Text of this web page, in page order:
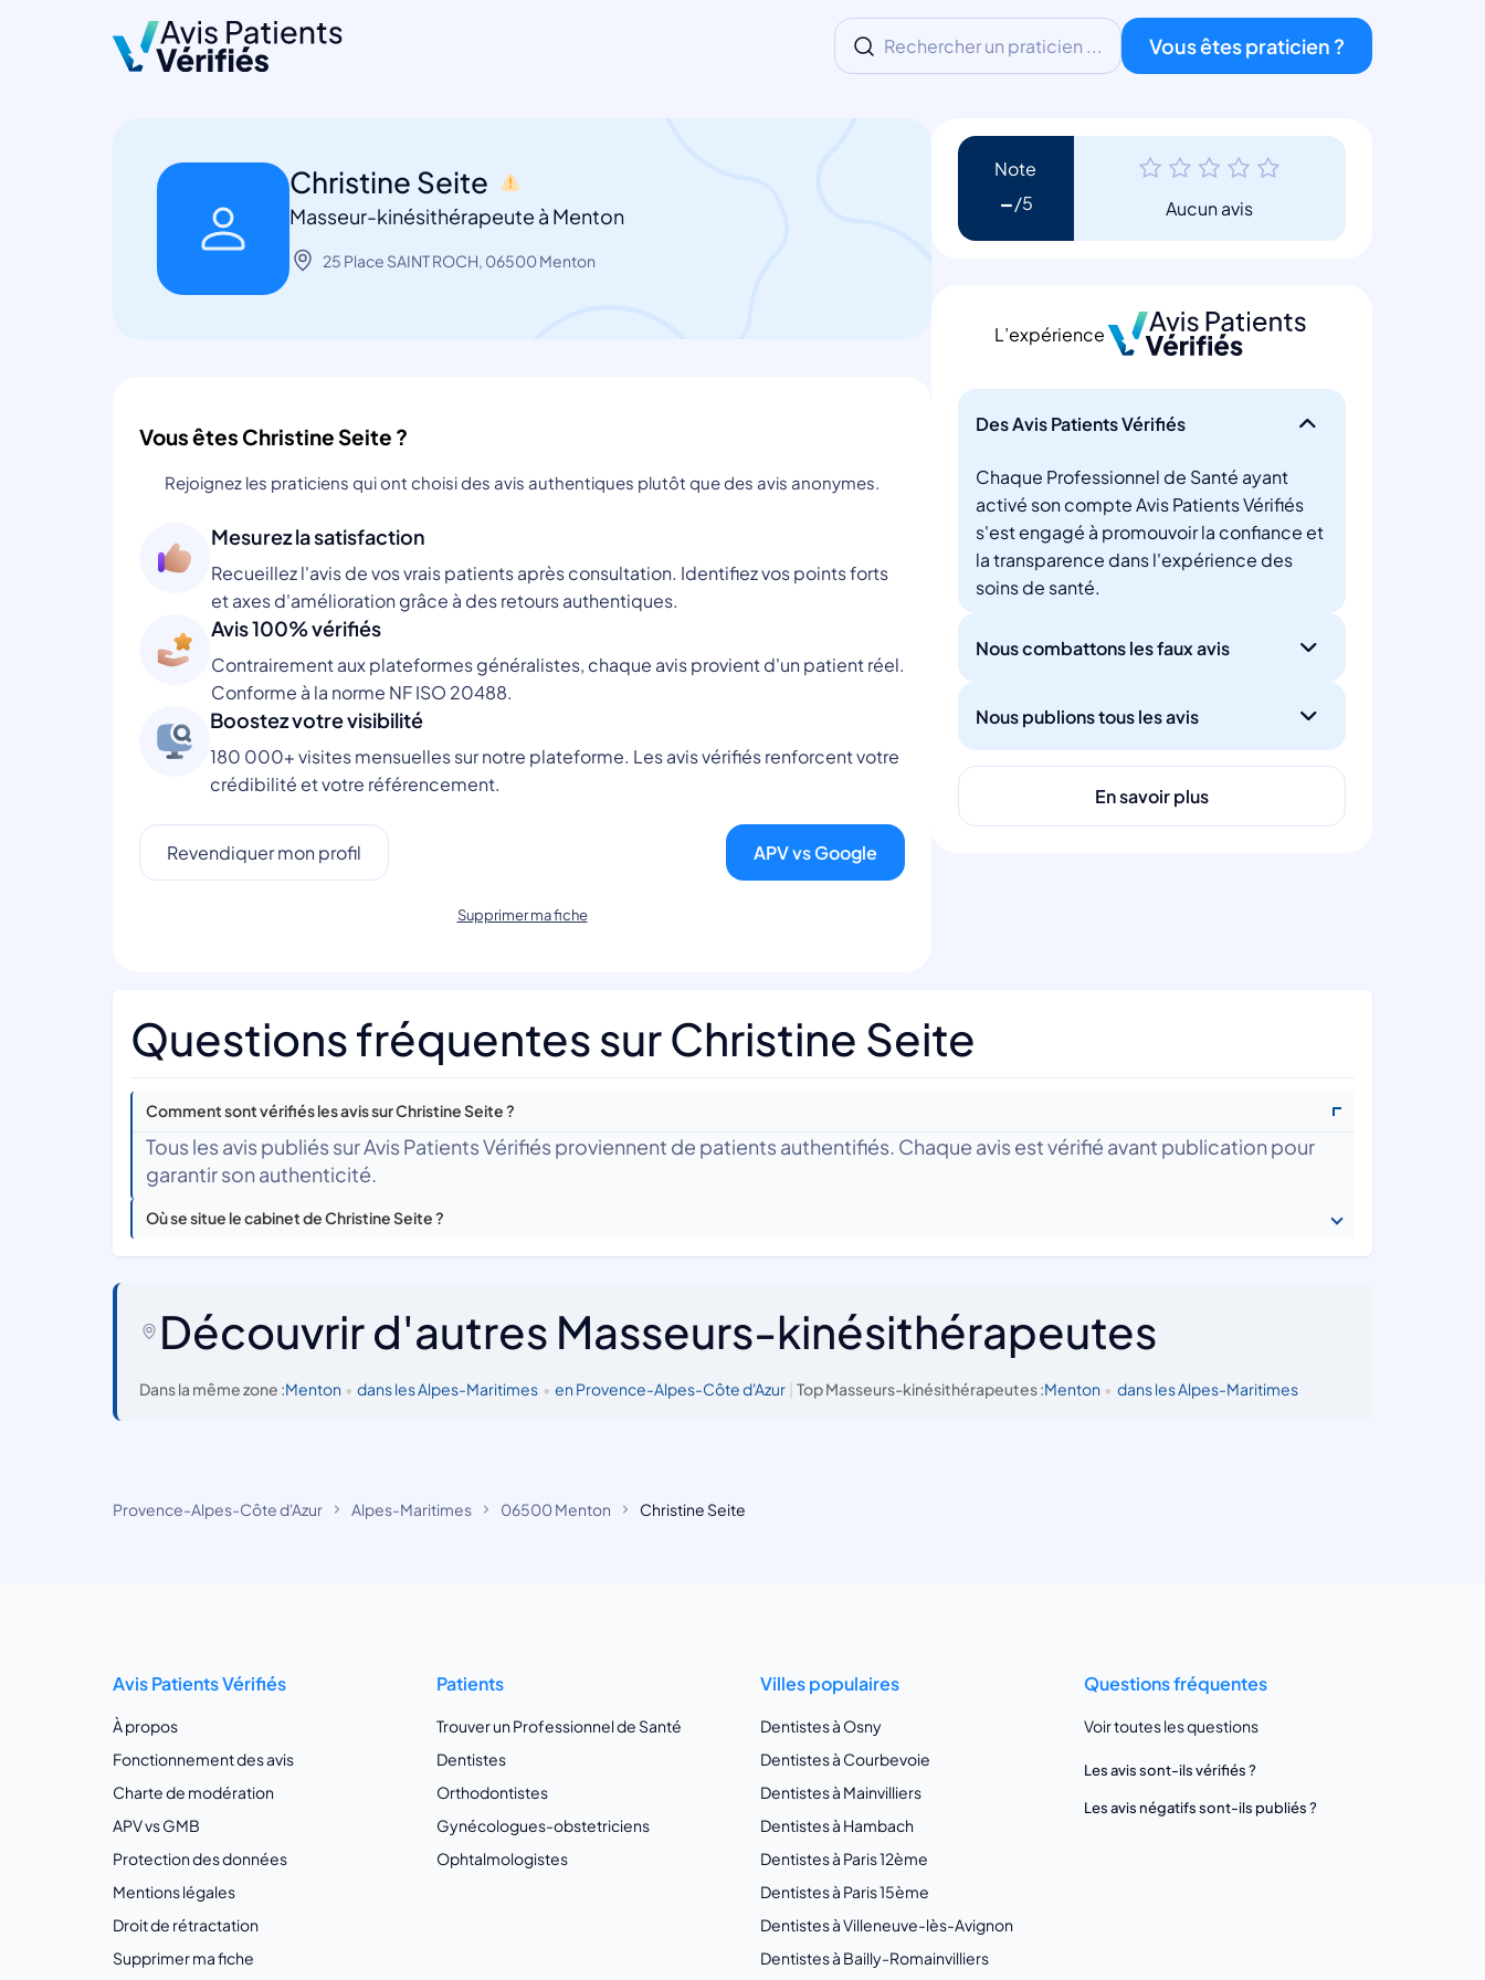
Rechercher un praticien ... Vous êtes praticien ?
Christine Seite
Masseur-kinésithérapeute à Menton
25 Place SAINT ROCH, 06500 Menton
Vous êtes Christine Seite ?
Rejoignez les praticiens qui ont choisi des avis authentiques plutôt que des avis anonymes.
Mesurez la satisfaction
Recueillez l'avis de vos vrais patients après consultation. Identifiez vos points forts
et axes d'amélioration grâce à des retours authentiques.
Avis 100% vérifiés
Contrairement aux plateformes généralistes, chaque avis provient d'un patient réel.
Conforme à la norme NF ISO 20488.
Boostez votre visibilité
180 000+ visites mensuelles sur notre plateforme. Les avis vérifiés renforcent votre
crédibilité et votre référencement.
Revendiquer mon profil APV vs Google
Supprimer ma fiche
Note
- Aucun avis
L’expérience
Des Avis Patients Vérifiés
Chaque Professionnel de Santé ayant
activé son compte Avis Patients Vérifiés
s'est engagé à promouvoir la confiance et
la transparence dans l'expérience des
soins de santé.
Nous combattons les faux avis
Nous publions tous les avis
En savoir plus
Questions fréquentes sur Christine Seite
Comment sont vérifiés les avis sur Christine Seite ?
Tous les avis publiés sur Avis Patients Vérifiés proviennent de patients authentifiés. Chaque avis est vérifié avant publication pour
garantir son authenticité.
Où se situe le cabinet de Christine Seite ?
Découvrir d'autres Masseurs-kinésithérapeutes
Dans la même zone :Menton • dans les Alpes-Maritimes • en Provence-Alpes-Côte d'Azur | Top Masseurs-kinésithérapeutes :Menton • dans les Alpes-Maritimes
Provence-Alpes-Côte d'Azur Alpes-Maritimes 06500 Menton Christine Seite
Avis Patients Vérifiés
À propos
Fonctionnement des avis
Charte de modération
APV vs GMB
Protection des données
Mentions légales
Droit de rétractation
Supprimer ma fiche
Patients
Trouver un Professionnel de Santé
Dentistes
Orthodontistes
Gynécologues-obstetriciens
Ophtalmologistes
Villes populaires
Dentistes à Osny
Dentistes à Courbevoie
Dentistes à Mainvilliers
Dentistes à Hambach
Dentistes à Paris 12ème
Dentistes à Paris 15ème
Dentistes à Villeneuve-lès-Avignon
Dentistes à Bailly-Romainvilliers
Questions fréquentes
Voir toutes les questions
Les avis sont-ils vérifiés ?
Les avis négatifs sont-ils publiés ?